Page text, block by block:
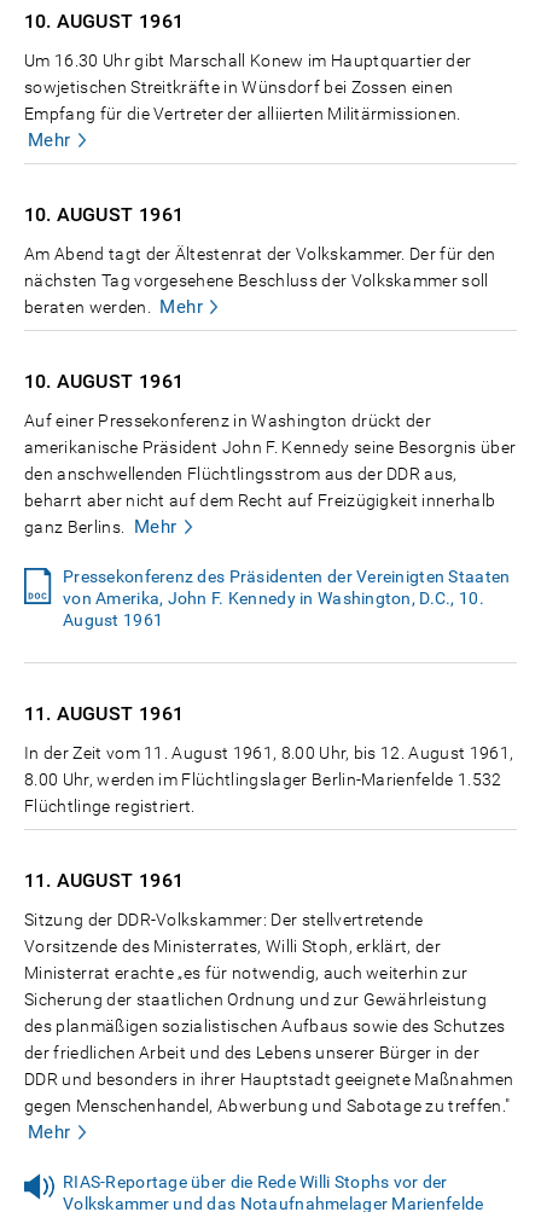
10. AUGUST 1961
Um 16.30 Uhr gibt Marschall Konew im Hauptquartier der
sowjetischen Streitkräfte in Wünsdorf bei Zossen einen
Empfang für die Vertreter der alliierten Militärmissionen.
Mehr
10. AUGUST 1961
Am Abend tagt der Ältestenrat der Volkskammer. Der für den
nächsten Tag vorgesehene Beschluss der Volkskammer soll
beraten werden.
Mehr
10. AUGUST 1961
Auf einer Pressekonferenz in Washington drückt der
amerikanische Präsident John F. Kennedy seine Besorgnis über
den anschwellenden Flüchtlingsstrom aus der DDR aus,
beharrt aber nicht auf dem Recht auf Freizügigkeit innerhalb
ganz Berlins.
Mehr
Pressekonferenz des Präsidenten der Vereinigten Staaten
von Amerika, John F. Kennedy in Washington, D.C., 10.
August 1961
11. AUGUST 1961
In der Zeit vom 11. August 1961, 8.00 Uhr, bis 12. August 1961,
8.00 Uhr, werden im Flüchtlingslager Berlin-Marienfelde 1.532
Flüchtlinge registriert.
11. AUGUST 1961
Sitzung der DDR-Volkskammer: Der stellvertretende
Vorsitzende des Ministerrates, Willi Stoph, erklärt, der
Ministerrat erachte „es für notwendig, auch weiterhin zur
Sicherung der staatlichen Ordnung und zur Gewährleistung
des planmäßigen sozialistischen Aufbaus sowie des Schutzes
der friedlichen Arbeit und des Lebens unserer Bürger in der
DDR und besonders in ihrer Hauptstadt geeignete Maßnahmen
gegen Menschenhandel, Abwerbung und Sabotage zu treffen."
Mehr
RIAS-Reportage über die Rede Willi Stophs vor der
Volkskammer und das Notaufnahmelager Marienfelde